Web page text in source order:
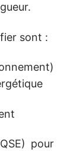
sont :
pour